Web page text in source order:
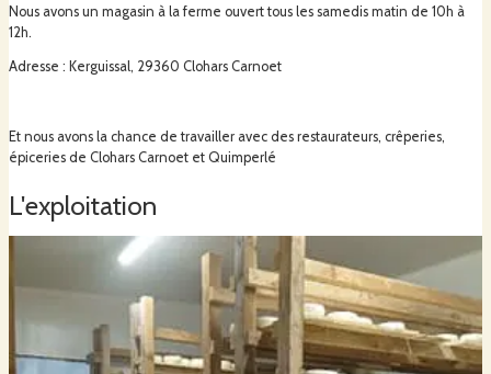
Nous avons un magasin à la ferme ouvert tous les samedis matin de 10h à
12h.
Adresse : Kerguissal, 29360 Clohars Carnoet
Et nous avons la chance de travailler avec des restaurateurs, crêperies,
épiceries de Clohars Carnoet et Quimperlé
L'exploitation